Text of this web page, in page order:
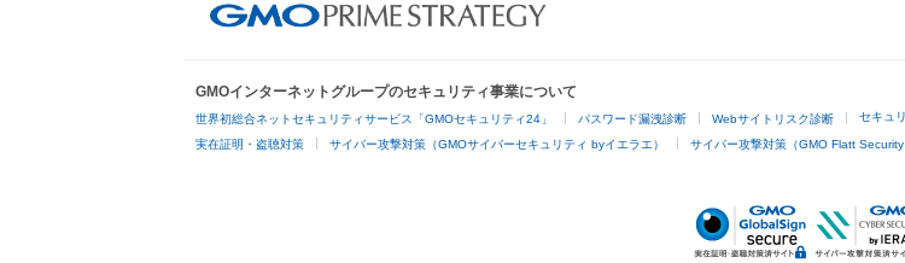
GMOインターネットグループのセキュリティ事業について
世界初総合ネットセキュリティサービス「GMOセキュリティ24」 パスワード漏洩診断 Webサイトリスク診断 セキュ
実在証明・盗聴対策 サイバー攻撃対策（GMOサイバーセキュリティ byイエラエ） サイバー攻撃対策（GMO Flatt Security